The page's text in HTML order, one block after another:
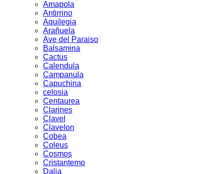
Amapola
Antirrino
Aquilegia
Arañuela
Ave del Paraiso
Balsamina
Cactus
Calendula
Campanula
Capuchina
celosia
Centaurea
Clarines
Clavel
Clavelon
Cobea
Coleus
Cosmos
Cristantemo
Dalia